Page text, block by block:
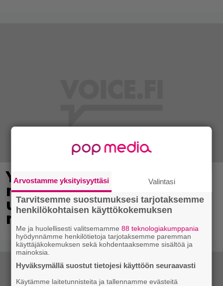
Yli 300 vuotta vanha
maailmanennätys meni
uusiksi – 18-vuotias
nuorimies teki historiaa
Arvostamme yksityisyyttäsi Valintasi
Tarvitsemme suostumuksesi tarjotaksemme
henkilökohtaisen käyttökokemuksen
Me ja huolellisesti valitsemamme88 teknologiakumppania
hyödynnämme henkilötietoja tarjotaksemme paremman
käyttäjäkokemuksen sekä kohdentaaksemme sisältöä ja
mainoksia.
Hyväksymällä suostut tietojesi käyttöön seuraavasti
Käytämme laitetunnisteita ja tallennamme evästeitä